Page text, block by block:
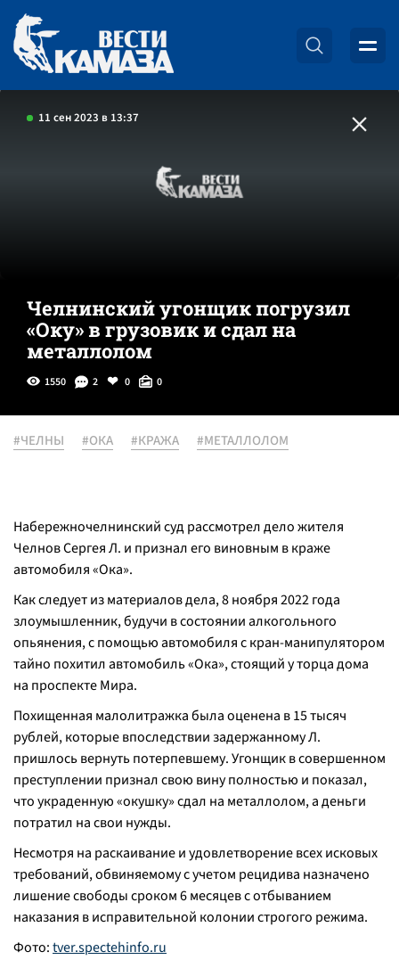
11 сен 2023 в 13:37
Челнинский угонщик погрузил
«Оку» в грузовик и сдал на
металлолом
1550 2 0 0
#ЧЕЛНЫ #ОКА #КРАЖА #МЕТАЛЛОЛОМ
Набережночелнинский суд рассмотрел дело жителя
Челнов Сергея Л. и признал его виновным в краже
автомобиля «Ока».
Как следует из материалов дела, 8 ноября 2022 года
злоумышленник, будучи в состоянии алкогольного
опьянения, с помощью автомобиля с кран-манипулятором
тайно похитил автомобиль «Ока», стоящий у торца дома
на проспекте Мира.
Похищенная малолитражка была оценена в 15 тысяч
рублей, которые впоследствии задержанному Л.
пришлось вернуть потерпевшему. Угонщик в совершенном
преступлении признал свою вину полностью и показал,
что украденную «окушку» сдал на металлолом, а деньги
потратил на свои нужды.
Несмотря на раскаивание и удовлетворение всех исковых
требований, обвиняемому с учетом рецидива назначено
лишение свободы сроком 6 месяцев с отбыванием
наказания в исправительной колонии строгого режима.
Фото:tver.spectehinfo.ru